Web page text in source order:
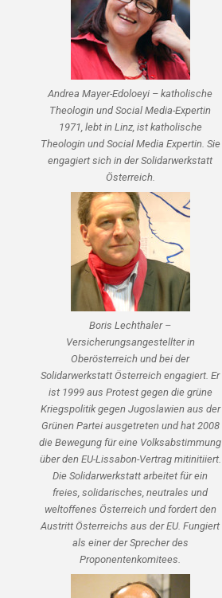
Andrea Mayer-Edoloeyi – katholische
Theologin und Social Media-Expertin
1971, lebt in Linz, ist katholische
Theologin und Social Media Expertin. Sie
engagiert sich in der Solidarwerkstatt
Österreich.
Boris Lechthaler –
Versicherungsangestellter in
Oberösterreich und bei der
Solidarwerkstatt Österreich engagiert. Er
ist 1999 aus Protest gegen die grüne
Kriegspolitik gegen Jugoslawien aus der
Grünen Partei ausgetreten und hat 2008
die Bewegung für eine Volksabstimmung
über den EU-Lissabon-Vertrag mitinitiiert.
Die Solidarwerkstatt arbeitet für ein
freies, solidarisches, neutrales und
weltoffenes Österreich und fordert den
Austritt Österreichs aus der EU. Fungiert
als einer der Sprecher des
Proponentenkomitees.